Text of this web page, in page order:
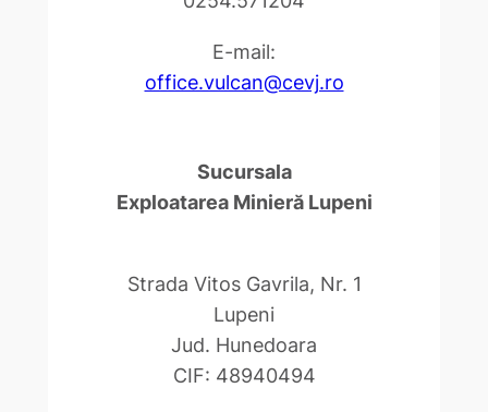
E-mail:
office.vulcan@cevj.ro
Sucursala
Exploatarea Minieră Lupeni
Strada Vitos Gavrila, Nr. 1
Lupeni
Jud. Hunedoara
CIF: 48940494